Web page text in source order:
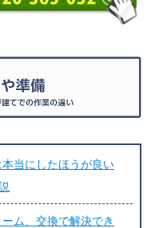
当にしたほうが良い
ム、交換で解決でき